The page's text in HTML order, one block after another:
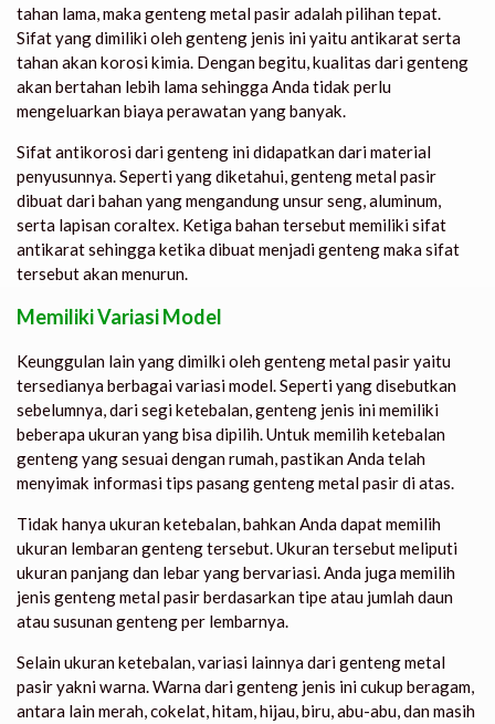
tahan lama, maka genteng metal pasir adalah pilihan tepat.
Sifat yang dimiliki oleh genteng jenis ini yaitu antikarat serta
tahan akan korosi kimia. Dengan begitu, kualitas dari genteng
akan bertahan lebih lama sehingga Anda tidak perlu
mengeluarkan biaya perawatan yang banyak.
Sifat antikorosi dari genteng ini didapatkan dari material
penyusunnya. Seperti yang diketahui, genteng metal pasir
dibuat dari bahan yang mengandung unsur seng, aluminum,
serta lapisan coraltex. Ketiga bahan tersebut memiliki sifat
antikarat sehingga ketika dibuat menjadi genteng maka sifat
tersebut akan menurun.
Memiliki Variasi Model
Keunggulan lain yang dimilki oleh genteng metal pasir yaitu
tersedianya berbagai variasi model. Seperti yang disebutkan
sebelumnya, dari segi ketebalan, genteng jenis ini memiliki
beberapa ukuran yang bisa dipilih. Untuk memilih ketebalan
genteng yang sesuai dengan rumah, pastikan Anda telah
menyimak informasitips pasang genteng metal pasirdi atas.
Tidak hanya ukuran ketebalan, bahkan Anda dapat memilih
ukuran lembaran genteng tersebut. Ukuran tersebut meliputi
ukuran panjang dan lebar yang bervariasi. Anda juga memilih
jenis genteng metal pasir berdasarkan tipe atau jumlah daun
atau susunan genteng per lembarnya.
Selain ukuran ketebalan, variasi lainnya dari genteng metal
pasir yakni warna. Warna dari genteng jenis ini cukup beragam,
antara lain merah, cokelat, hitam, hijau, biru, abu-abu, dan masih